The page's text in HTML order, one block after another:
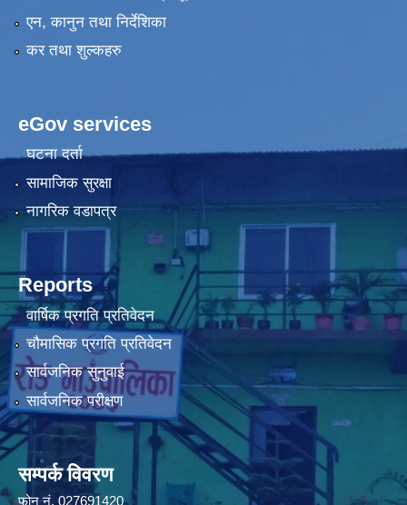
एन, कानुन तथा निर्देशिका
कर तथा शुल्कहरु
eGov services
घटना दर्ता
सामाजिक सुरक्षा
नागरिक वडापत्र
Reports
वार्षिक प्रगति प्रतिवेदन
चौमासिक प्रगति प्रतिवेदन
सार्वजनिक सुनुवाई
सार्वजनिक परीक्षण
सम्पर्क विवरण
फोन न‌ं. 027691420